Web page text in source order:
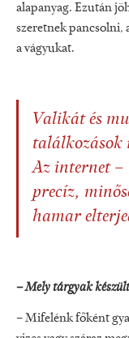
alapanyag. Ezután
szeretnek pancsolni,
a vágyukat.
Valikát és
találkozások
Az internet –
precíz,
hamar
–Mely tárgyak
– Mifelénk főként